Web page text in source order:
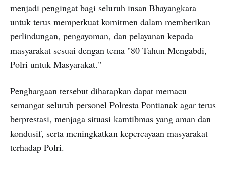
menjadi pengingat bagi seluruh insan Bhayangkara
untuk terus memperkuat komitmen dalam memberikan
perlindungan, pengayoman, dan pelayanan kepada
masyarakat sesuai dengan tema "80 Tahun Mengabdi,
Polri untuk Masyarakat."
Penghargaan tersebut diharapkan dapat memacu
semangat seluruh personel Polresta Pontianak agar terus
berprestasi, menjaga situasi kamtibmas yang aman dan
kondusif, serta meningkatkan kepercayaan masyarakat
terhadap Polri.